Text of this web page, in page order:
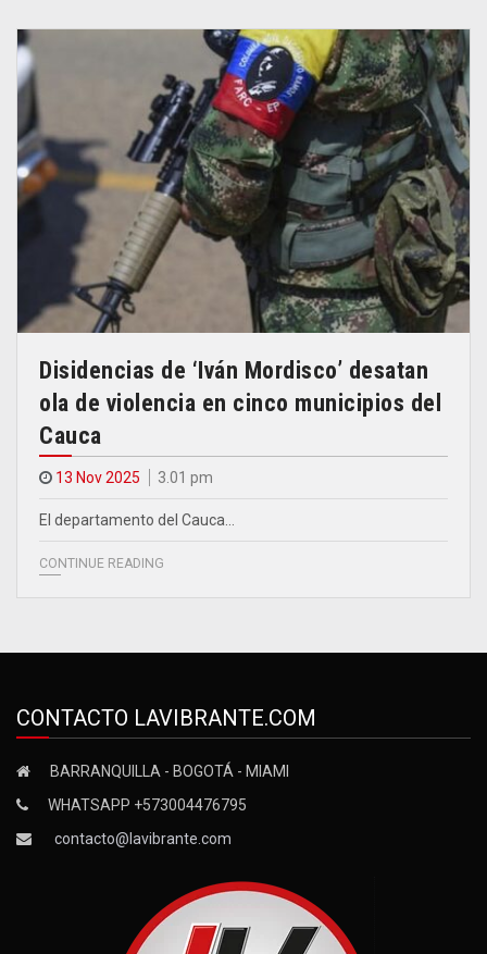
Disidencias de ‘Iván Mordisco’ desatan
ola de violencia en cinco municipios del
Cauca
13 Nov 2025 3.01 pm
El departamento del Cauca…
CONTINUE READING
CONTACTO LAVIBRANTE.COM
BARRANQUILLA - BOGOTÁ - MIAMI
WHATSAPP +573004476795
contacto@lavibrante.com